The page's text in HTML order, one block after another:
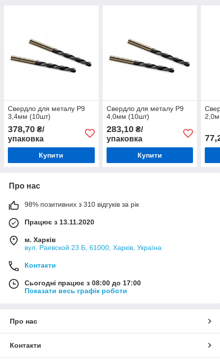
Свердло для металу Р9
3,4мм (10шт)
378,70 ₴/
упаковка
Купити
Свердло для металу Р9
4,0мм (10шт)
283,10₴/
упаковка
Купити
Про нас
98% позитивних з 310 відгуків за рік
Працює з 13.11.2020
м. Харків
вул. Раевской 23 Б, 61000, Харків, Україна
Контакти
Сьогодні працює з 08:00 до 17:00
Показати весь графік роботи
Про нас
Контакти